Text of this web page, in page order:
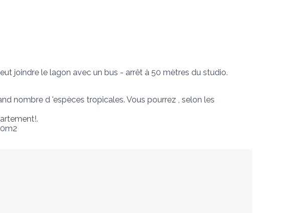
joindre le lagon avec un bus - arrêt à 50 mètres du studio.
nombre d 'espèces tropicales. Vous pourrez , selon les